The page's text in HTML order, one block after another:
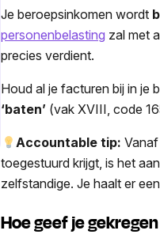
Je beroepsinkomen wordt
personenbelasting zal met
precies verdient.
Houd al je facturen bij in je
‘baten’ (vak XVIII, code
Accountable tip:
toegestuurd krijgt, is het
zelfstandige. Je haalt er
Hoe geef je